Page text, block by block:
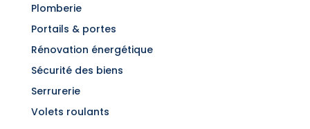
Plomberie
Portails & portes
Rénovation énergétique
Sécurité des biens
Serrurerie
Volets roulants